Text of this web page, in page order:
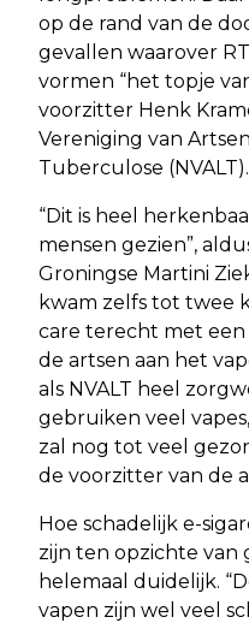
op de rand van de
gevallen waarover
vormen “het topje
voorzitter Henk
Vereniging van
Tuberculose (NVALT).
“Dit is heel
mensen gezien”,
Groningse Martini
kwam zelfs tot twee
care terecht met
de artsen aan het
als NVALT heel
gebruiken veel
zal nog tot veel
de voorzitter van de
Hoe schadelijk e-
zijn ten opzichte van
helemaal duidelijk.
vapen zijn wel veel